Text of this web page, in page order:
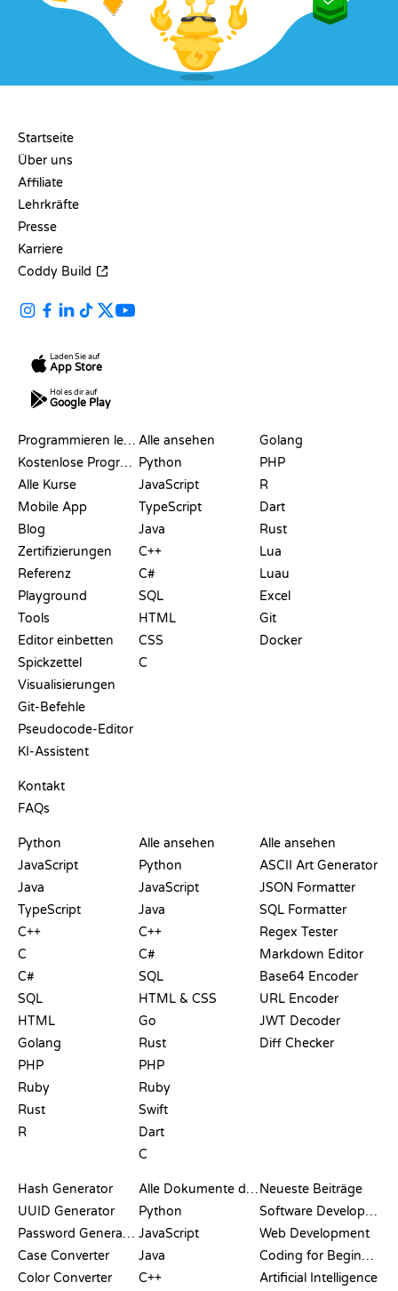
Startseite
Über uns
Affiliate
Lehrkräfte
Presse
Karriere
Coddy Build
Laden Sie auf
App Store
Hol es dir auf
Google Play
Programmieren lernen
Kostenlose Programmier-Websites
Alle Kurse
Mobile App
Blog
Zertifizierungen
Referenz
Playground
Tools
Editor einbetten
Spickzettel
Visualisierungen
Git-Befehle
Pseudocode-Editor
KI-Assistent
Kontakt
FAQs
Alle ansehen
Python
JavaScript
TypeScript
Java
C++
C#
SQL
HTML
CSS
C
Golang
PHP
R
Dart
Rust
Lua
Luau
Excel
Git
Docker
Python
JavaScript
Java
TypeScript
C++
C
C#
SQL
HTML
Golang
PHP
Ruby
Rust
R
Alle ansehen
Python
JavaScript
Java
C++
C#
SQL
HTML & CSS
Go
Rust
PHP
Ruby
Swift
Dart
C
Alle ansehen
ASCII Art Generator
JSON Formatter
SQL Formatter
Regex Tester
Markdown Editor
Base64 Encoder
URL Encoder
JWT Decoder
Diff Checker
Hash Generator
UUID Generator
Password Generator
Case Converter
Color Converter
Alle Dokumente durchsuchen
Python
JavaScript
Java
C++
Neueste Beiträge
Software Development
Web Development
Coding for Beginners
Artificial Intelligence